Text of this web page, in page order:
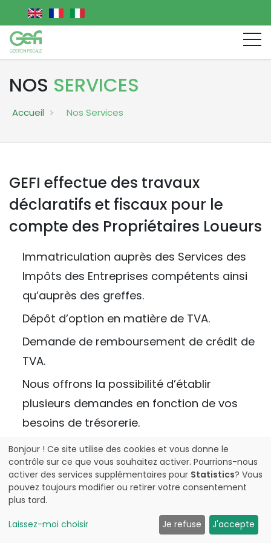
NOS SERVICES
Accueil Nos Services
GEFI effectue des travaux
déclaratifs et fiscaux pour le
compte des Propriétaires Loueurs
Immatriculation auprès des Services des
Impôts des Entreprises compétents ainsi
qu’auprès des greffes.
Dépôt d’option en matière de TVA.
Demande de remboursement de crédit de
TVA.
Nous offrons la possibilité d’établir
plusieurs demandes en fonction de vos
besoins de trésorerie.
Déclarations trimestrielles et annuelles de
TVA.
Répondre aux questions de l’administration
concernant le bien loué.
Aider le cas échéant à mieux informer les
Bonjour ! Ce site utilise des cookies et vous donne le
contrôle sur ce que vous souhaitez activer. Pourrions-nous
activer des services supplémentaires pour Statistics? Vous
pouvez toujours modifier ou retirer votre consentement
plus tard.
Laissez-moi choisir Je refuse J'accepte